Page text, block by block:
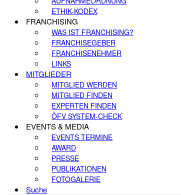
ETHIK-KODEX
FRANCHISING
WAS IST FRANCHISING?
FRANCHISEGEBER
FRANCHISENEHMER
LINKS
MITGLIEDER
MITGLIED WERDEN
MITGLIED FINDEN
EXPERTEN FINDEN
ÖFV SYSTEM-CHECK
EVENTS & MEDIA
EVENTS TERMINE
AWARD
PRESSE
PUBLIKATIONEN
FOTOGALERIE
Suche